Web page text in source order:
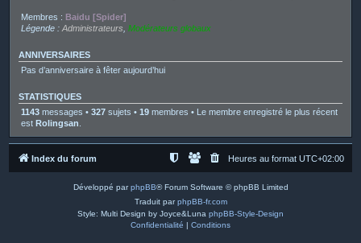
Membres : Baidu [Spider]
Légende : Administrateurs Modérateurs globaux
ANNIVERSAIRES
Pas d’anniversaire à fêter aujourd’hui
STATISTIQUES
1143 messages • 327 sujets • 19 membres • Le membre enregistré le plus récent
est Rolingsan
Index du forum Heures au format UTC+02:00
Développé parphpBB® Forum Software © phpBB Limited
Traduit parphpBB-fr.com
Style: Multi Design by Joyce&Luna phpBB-Style-Design
Confidentialité | Conditions